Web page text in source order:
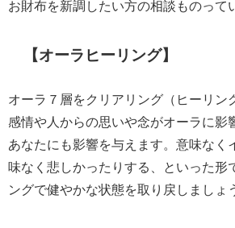
お財布を新調したい方の相談ものって
【オーラヒーリング】
オーラ７層をクリアリング（ヒーリン
感情や人からの思いや念がオーラに影
あなたにも影響を与えます。意味なく
味なく悲しかったりする、といった形
ングで健やかな状態を取り戻しましょ